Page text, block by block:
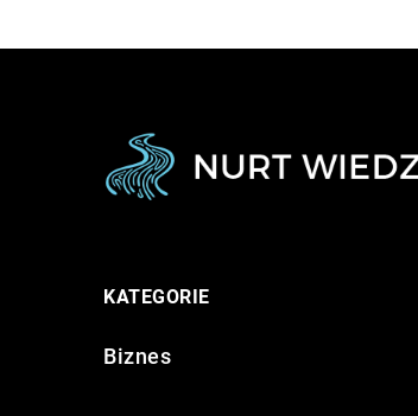
KATEGORIE
Biznes